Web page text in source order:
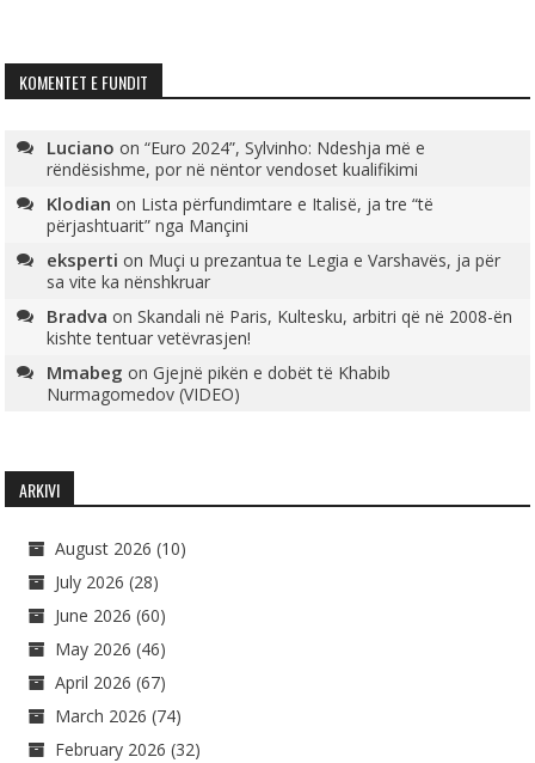
KOMENTET E FUNDIT
Luciano on“Euro 2024”, Sylvinho: Ndeshja më e
rëndësishme, por në nëntor vendoset kualifikimi
Klodian on Lista përfundimtare e Italisë, ja tre “të
përjashtuarit” nga Mançini
eksperti on Muçi u prezantua te Legia e Varshavës, ja për
sa vite ka nënshkruar
Bradva onSkandali në Paris, Kultesku, arbitri që në 2008-ën
kishte tentuar vetëvrasjen!
Mmabeg onGjejnë pikën e dobët të Khabib
Nurmagomedov (VIDEO)
ARKIVI
August 2026 (10)
July 2026 (28)
June 2026 (60)
May 2026 (46)
April 2026 (67)
March 2026 (74)
February 2026 (32)